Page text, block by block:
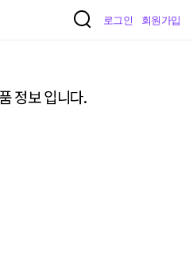
로그인 회원가입
정보 입니다.